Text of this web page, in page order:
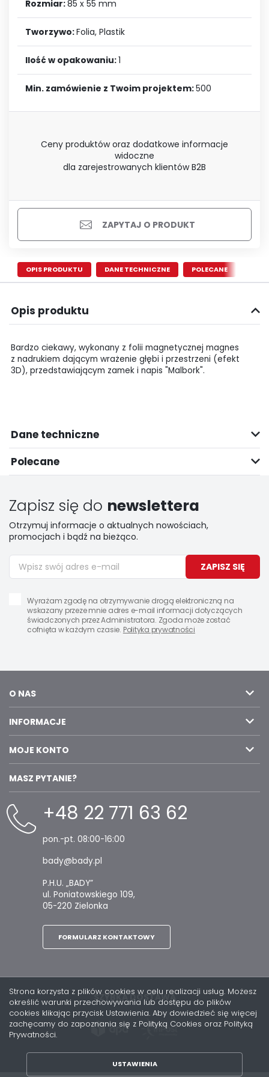
Rozmiar:85 x 55 mm
Tworzywo:Folia, Plastik
Ilość w opakowaniu:1
Min. zamówienie z Twoim projektem:500
Ceny produktów oraz dodatkowe informacje
widoczne
dla zarejestrowanych klientów B2B
ZAPYTAJ O PRODUKT
OPIS PRODUKTU DANE TECHNICZNE POLECANE
Opis produktu
Bardzo ciekawy, wykonany z folii magnetycznej magnes
z nadrukiem dającym wrażenie głębi i przestrzeni (efekt
3D), przedstawiającym zamek i napis "Malbork".
Dane techniczne
Polecane
Zapisz się do newslettera
Otrzymuj informacje o aktualnych nowościach,
promocjach i bądź na bieżąco.
ZAPISZ SIĘ
Wyrażam zgodę na otrzymywanie drogą elektroniczną na
wskazany przeze mnie adres e-mail informacji dotyczących
świadczonych przez Administratora. Zgoda może zostać
cofnięta w każdym czasie. Polityka prywatności
O NAS
INFORMACJE
MOJE KONTO
MASZ PYTANIE?
+48 22 771 63 62
pon.-pt. 08:00-16:00
bady@bady.pl
P.H.U. „BADY”
ul. Poniatowskiego 109,
05-220 Zielonka
FORMULARZ KONTAKTOWY
SZYBKA DOSTAWA
Strona korzysta z plików cookies w celu realizacji usług. Możesz
określić warunki przechowywania lub dostępu do plików
cookies klikając przycisk Ustawienia. Aby dowiedzieć się więcej
zachęcamy do zapoznania się z Polityką Cookies oraz Polityką
Prywatności.
USTAWIENIA